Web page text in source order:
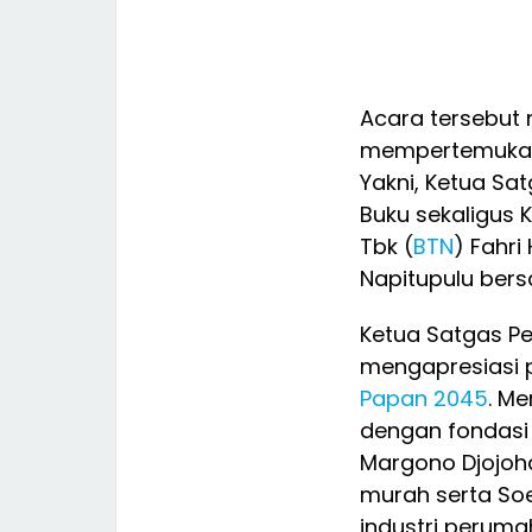
​Acara tersebut
Yakni, Ketua
Buku sekaligus
Tbk (BTN) Fahri
Napitupulu
Ketua Satgas
mengapresiasi
Papan 2045.
dengan
Margono
murah serta